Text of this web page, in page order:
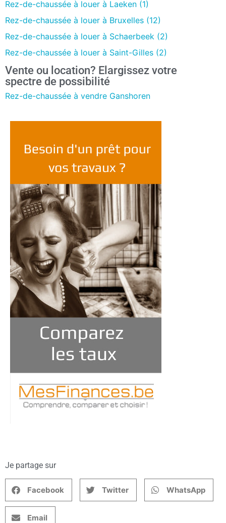
Rez-de-chaussée à louer à Laeken (1)
Rez-de-chaussée à louer à Bruxelles (12)
Rez-de-chaussée à louer à Schaerbeek (2)
Rez-de-chaussée à louer à Saint-Gilles (2)
Vente ou location? Elargissez votre
spectre de possibilité
Rez-de-chaussée à vendre Ganshoren
Je partage sur
Facebook Twitter WhatsApp
Email